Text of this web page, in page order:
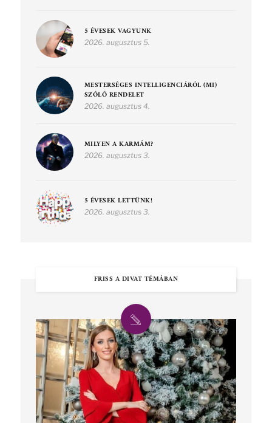
5 ÉVESEK VAGYUNK
2026. augusztus 5.
MESTERSÉGES INTELLIGENCIÁRÓL (MI)
SZÓLÓ RENDELET
2026. augusztus 4.
MILYEN A KARMÁM?
2026. augusztus 3.
5 ÉVESEK LETTÜNK!
2026. augusztus 3.
FRISS A DIVAT TÉMÁBAN